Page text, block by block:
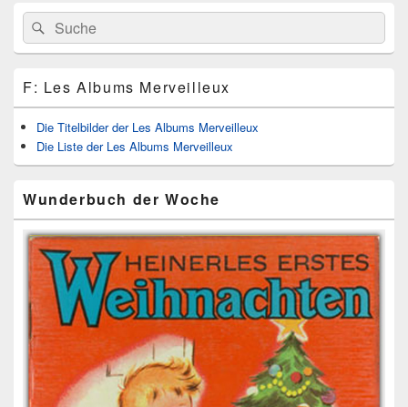
Primärer
Seitenleisten
Widget-
Bereich
Search
for:
Suche
F: Les Albums Merveilleux
Die Titelbilder der Les Albums Merveilleux
Die Liste der Les Albums Merveilleux
Wunderbuch der Woche